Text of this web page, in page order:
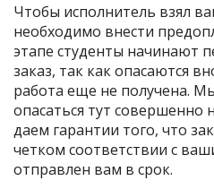
Чтобы исполнитель взял
необходимо внести
этапе студенты начинают
заказ, так как опасаются
работа еще не получена.
опасаться тут совершенно
даем гарантии того, что
четком соответствии с
отправлен вам в срок.